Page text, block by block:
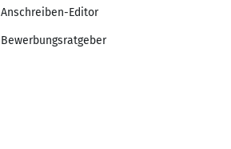
Anschreiben-Editor
Bewerbungsratgeber